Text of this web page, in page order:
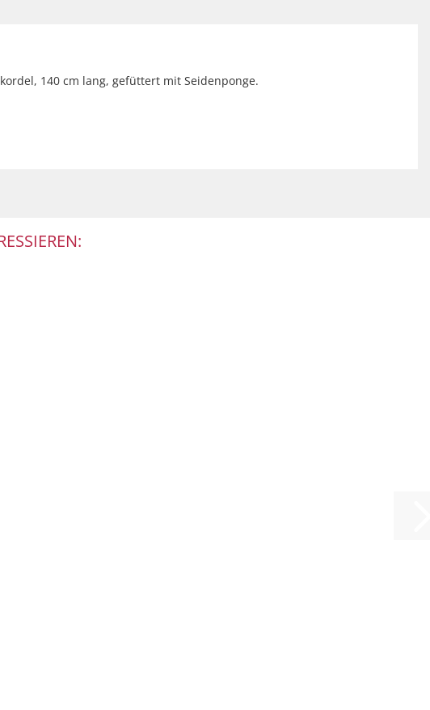
140 cm lang, gefüttert mit Seidenponge.